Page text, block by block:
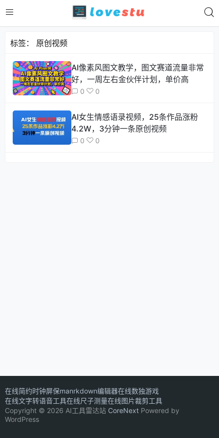
标签： 原创视频
AI像素风图文教学，图文赛道流量非常
好，一周左右金伙伴计划，单价高
0 0
AI女生情感语录视频，25条作品涨粉
4.2W，3分钟一条原创视频
0 0
在线简约时钟屏保manrkdown编辑器在线数独游戏
在线文字转语音工具在线尺子测量在线图片裁剪工具
Copyright © 2026 AI工具雷达站 CoreNext Powered by
WordPress